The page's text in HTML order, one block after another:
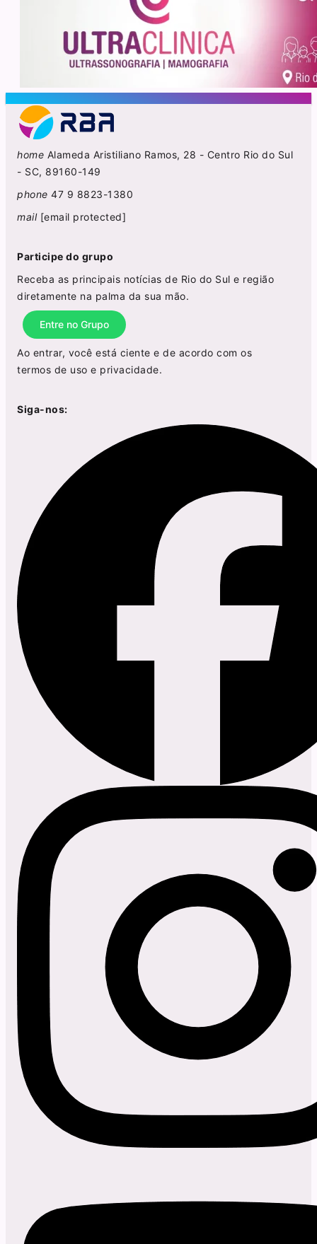
home Alameda Aristiliano Ramos, 28 - Centro Rio do Sul
- SC, 89160-149
phone 47 9 8823-1380
mail [email protected]
Participe do grupo
Receba as principais notícias de Rio do Sul e região
diretamente na palma da sua mão.
Entre no Grupo
Ao entrar, você está ciente e de acordo com os
termos de uso e privacidade.
Siga-nos: